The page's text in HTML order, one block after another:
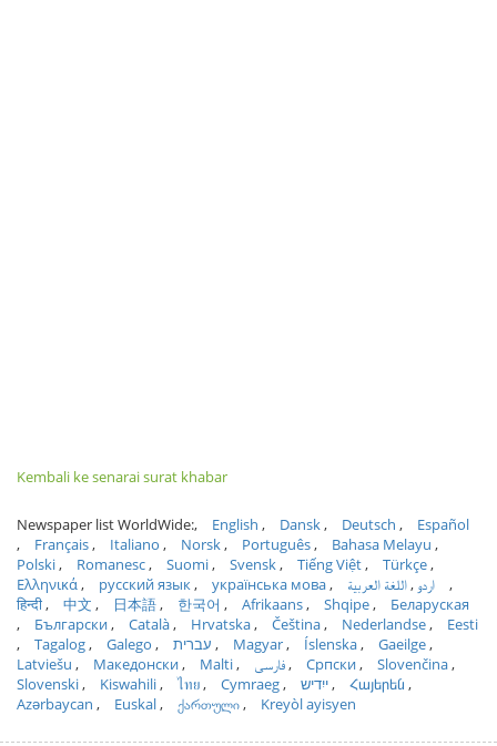
Kembali ke senarai surat khabar
Newspaper list WorldWide: English Dansk Deutsch
Español
Français
Italiano Norsk Português
Bahasa Melayu
Polski
Romanesc Suomi Svensk Tiếng Việt
Türkçe
Ελληνικά
русский язык українська мова اردو اللغة العربية
हिन्दी
中文 日本語 한국어 Afrikaans Shqipe
Беларуская
Български
Català Hrvatska Čeština Nederlandse
Eesti
Tagalog
Galego עברית Magyar Íslenska
Gaeilge
Latviešu
Македонски Malti فارسی Српски
Slovenčina
Slovenski
Kiswahili ไทย Cymraeg ייִדיש
Հայերեն
Azərbaycan
Euskal ქართული Kreyòl ayisyen